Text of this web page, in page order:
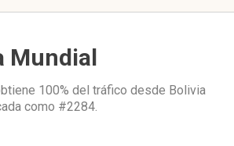
Mundial
100% del tráfico desde Bolivia
como #2284.